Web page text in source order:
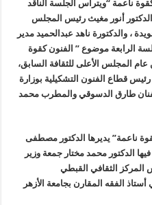
ناعمة “ويترأس الجلسة الناقد
الدكتور أنور مغيث رئيس المجلس
، والدكتورة ناهد عبدالحميد مدير
الرابعة موضوع ” الفنون كقوة
عام المجلس الأعلى للثقافة السابق،
قطاع الفنون التشكيلية بوزارة
طارق الدسوقي والمطرب محمد
ناعمة” يديرها الدكتور مصطفى
الدكتور محمد مختار جمعة وزير
المركز الثقافي القبطي
الفقه المقارن بجامعة الأزهر